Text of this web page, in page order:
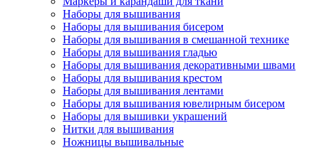
Наборы для вышивания
Наборы для вышивания бисером
Наборы для вышивания в смешанной технике
Наборы для вышивания гладью
Наборы для вышивания декоративными швами
Наборы для вышивания крестом
Наборы для вышивания лентами
Наборы для вышивания ювелирным бисером
Наборы для вышивки украшений
Нитки для вышивания
Ножницы вышивальные